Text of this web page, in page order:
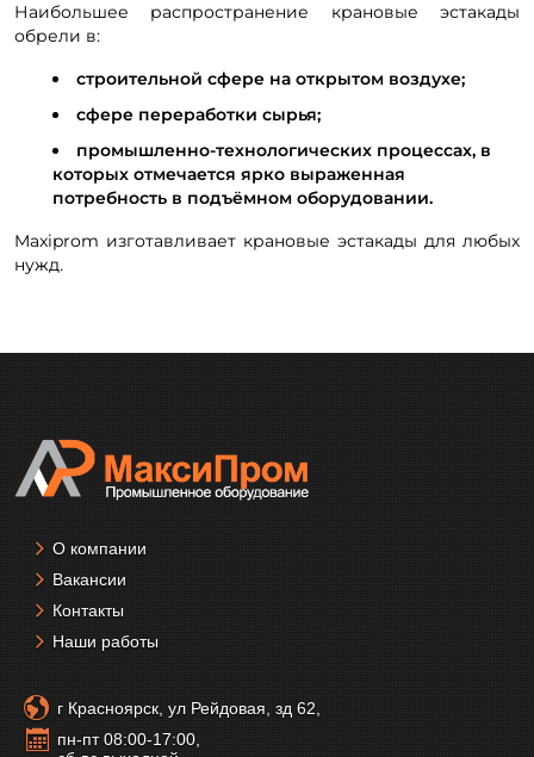
Наибольшее распространение крановые эстакады
обрели в:
строительной сфере на открытом воздухе;
сфере переработки сырья;
промышленно-технологических процессах, в
которых отмечается ярко выраженная
потребность в подъёмном оборудовании.
Maxiprom изготавливает крановые эстакады для любых
нужд.
О компании
Вакансии
Контакты
Наши работы
г Красноярск, ул Рейдовая, зд 62,
пн-пт 08:00-17:00,